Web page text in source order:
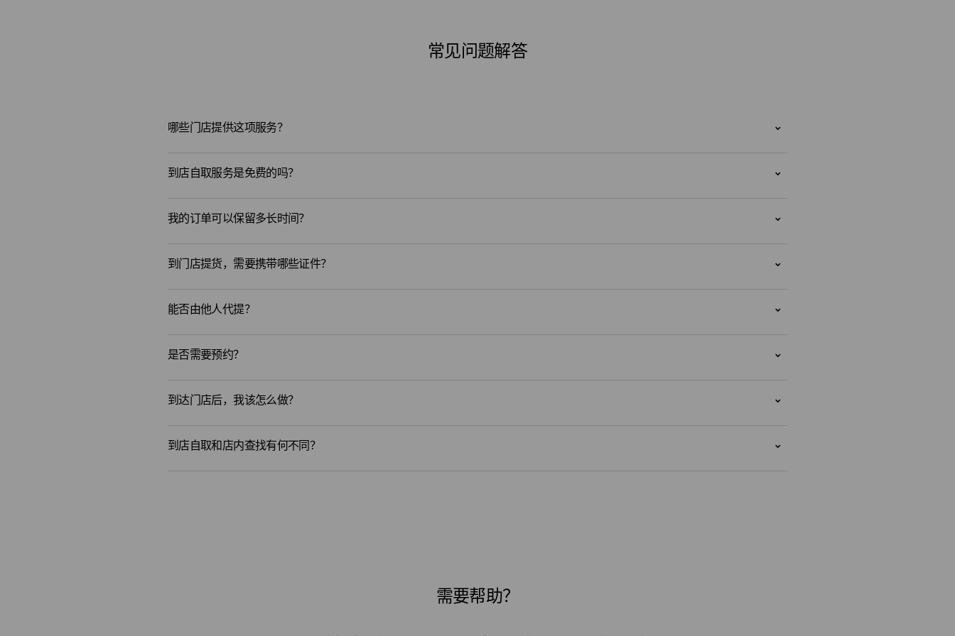
常见问题解答
哪些门店提供这项服务？
到店自取服务是免费的吗？
我的订单可以保留多长时间？
到门店提货，需要携带哪些证件？
能否由他人代提？
是否需要预约？
到达门店后，我该怎么做？
到店自取和店内查找有何不同？
需要帮助？